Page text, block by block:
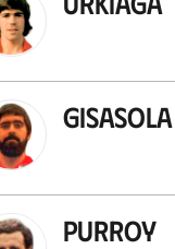
Gisasola
Purroy